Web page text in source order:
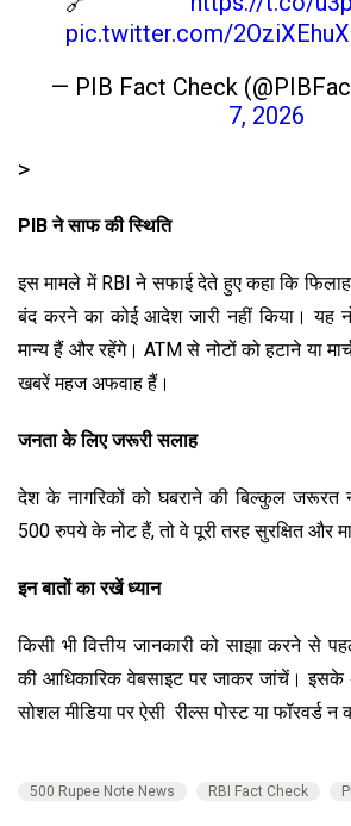
pic.twitter.com/
— PIB Fact Check
7, 2026
>
PIB ने साफ की स्थिति
इस मामले में RBI ने सफाई देते हुए कहा कि
बंद करने का कोई आदेश जारी नहीं किया। यह
मान्य हैं और रहेंगे। ATM से नोटों को हटाने या
खबरें महज अफवाह हैं।
जनता के लिए जरूरी सलाह
देश के नागरिकों को घबराने की बिल्कुल
500 रुपये के नोट हैं, तो वे पूरी तरह सुरक्षित और
इन बातों का रखें ध्यान
किसी भी वित्तीय जानकारी को साझा करने से
की आधिकारिक वेबसाइट पर जाकर जांचें। इसके
सोशल मीडिया पर ऐसी रील्स पोस्ट या फॉरवर्ड न
500 Rupee Note News RBI Fact Check